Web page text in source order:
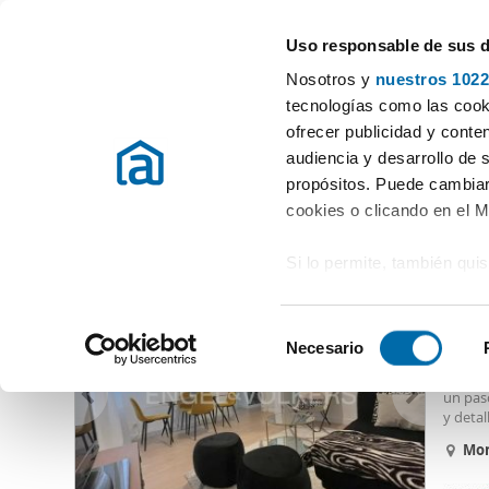
Uso responsable de sus
Nosotros y nuestros
tecnologías como las
ofrecer publicidad y
audiencia y desarrollo de
propósitos. Puede
cookies o clicando en el
Si lo permite, también
Identificar su
Obtenga más
preferencias en la
en la Declaración de
e
e
c
Necesario
Elegir distrito
Alquiler pisos Madrid provincia Alquiler pisos Madrid
Alquiler piso barato Moncloa Aravaca Madrid (128
un
y